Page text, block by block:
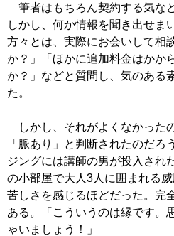
筆者はもちろん契約する気な
しかし、何か情報を聞き出せま
方々とは、実際にお会いして相
か？」「ほかに追加料金はかか
か？」などと質問し、気のある
た。
しかし、それがよくなかった
「脈あり」と判断されたのだろ
ジングには講師の男が投入され
の小部屋で大人3人に囲まれる
苦しさを感じるほどだった。完
ある。「こういうのは縁です。
ゃいましょう！」